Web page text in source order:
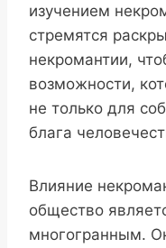
изучением
стремятся
некромантии,
возможности,
не только для
блага
Влияние
общество
многогранным.